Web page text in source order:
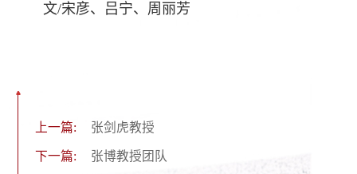
文/宋彦、吕宁、周丽芳
上一篇: 张剑虎教授
下一篇: 张博教授团队